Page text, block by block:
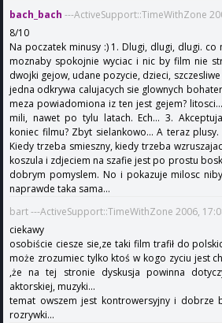
bach_bach ---ActiveSupport::TimeWithZone
8/10
Na poczatek minusy :) 1. Dlugi, dlugi, dlugi.
moznaby spokojnie wyciac i nic by film nie
dwojki gejow, udane pozycie, dzieci,
jedna odkrywa calujacych sie glownych
meza powiadomiona iz ten jest gejem?
mili, nawet po tylu latach. Ech... 3.
koniec filmu? Zbyt sielankowo... A teraz
Kiedy trzeba smieszny, kiedy trzeba
koszula i zdjeciem na szafie jest po prostu
dobrym pomyslem. No i pokazuje milosc
naprawde taka sama...
bart ---ActiveSupport::TimeWithZone 2006,
ciekawy
osobiście ciesze sie,ze taki film trafił do
może zrozumiec tylko ktoś w kogo zyciu jest
,że na tej stronie dyskusja powinna
aktorskiej, muzyki...
temat owszem jest kontrowersyjny i
rozrywki...